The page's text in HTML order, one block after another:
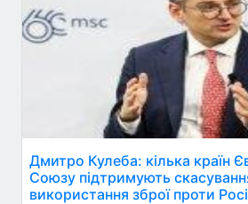
Дмитро Кулеба: кілька країн
Союзу підтримують
використання зброї проти